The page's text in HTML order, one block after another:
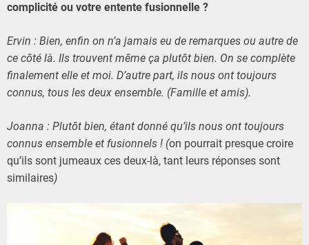
complicité ou votre entente fusionnelle ?
Ervin : Bien, enfin on n’a jamais eu de remarques ou autre de
ce côté là. Ils trouvent même ça plutôt bien. On se complète
finalement elle et moi. D’autre part, ils nous ont toujours
connus, tous les deux ensemble. (Famille et amis).
Joanna : Plutôt bien, étant donné qu’ils nous ont toujours
connus ensemble et fusionnels ! (on pourrait presque croire
qu’ils sont jumeaux ces deux-là, tant leurs réponses sont
similaires)